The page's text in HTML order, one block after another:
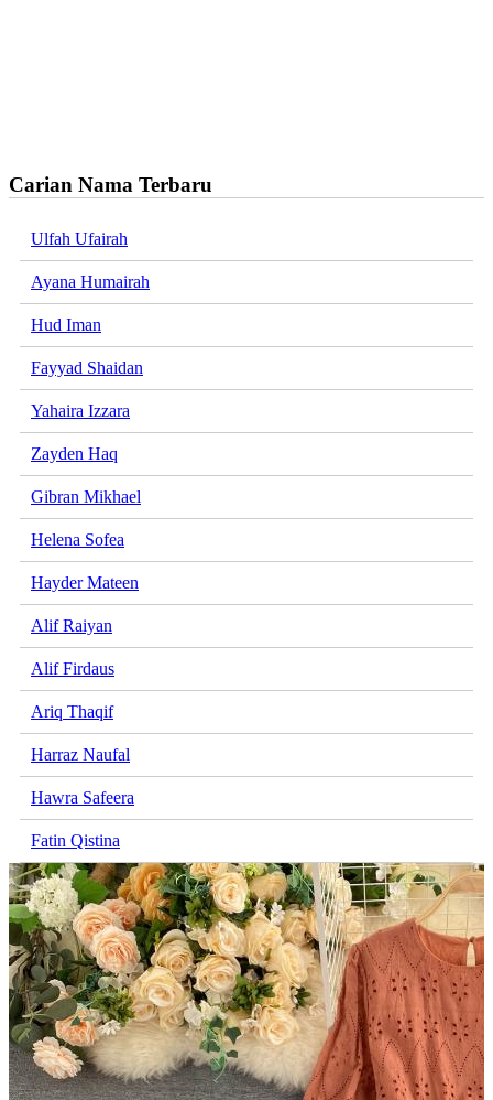
Carian Nama Terbaru
Ulfah Ufairah
Ayana Humairah
Hud Iman
Fayyad Shaidan
Yahaira Izzara
Zayden Haq
Gibran Mikhael
Helena Sofea
Hayder Mateen
Alif Raiyan
Alif Firdaus
Ariq Thaqif
Harraz Naufal
Hawra Safeera
Fatin Qistina